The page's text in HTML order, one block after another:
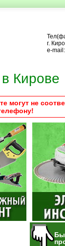
г.
e-mail:
Кирове
могут не